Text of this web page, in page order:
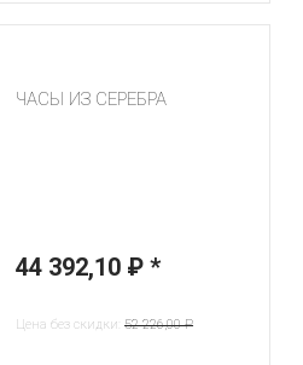
ЧАСЫ ИЗ СЕРЕБРА
44 392,10 ₽*
Цена без скидки: 52 226,00 ₽